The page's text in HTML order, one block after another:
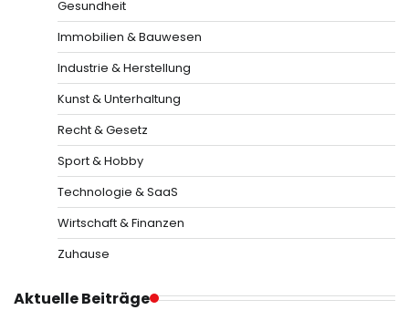
Gesundheit
Immobilien & Bauwesen
Industrie & Herstellung
Kunst & Unterhaltung
Recht & Gesetz
Sport & Hobby
Technologie & SaaS
Wirtschaft & Finanzen
Zuhause
Aktuelle Beiträge